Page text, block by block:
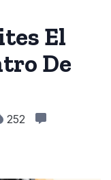
El
De
252